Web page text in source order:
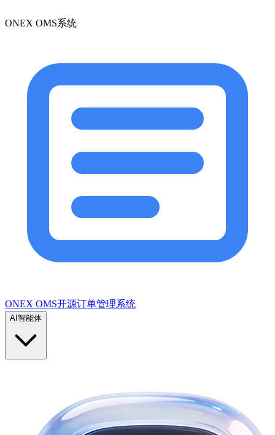
ONEX OMS系统
ONEX OMS开源订单管理系统
AI智能体